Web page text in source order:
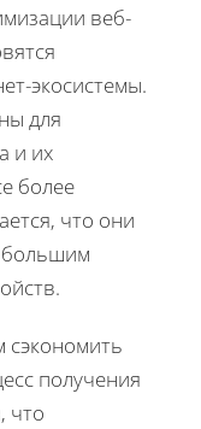
веб-
экосистемы.
для
и их
более
что они
большим
сэкономить
получения
что